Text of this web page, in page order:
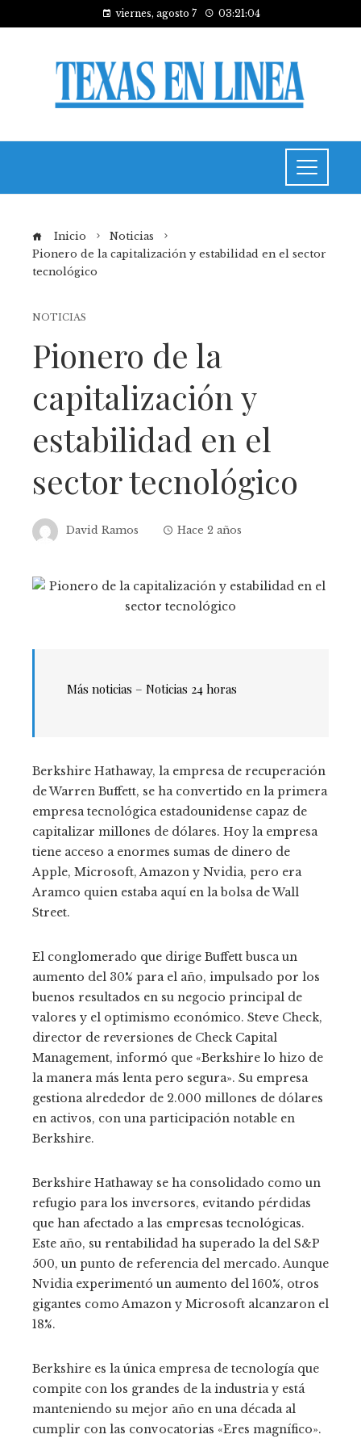
viernes, agosto 7 03:21:04
Inicio
Noticias
Pionero de la capitalización y estabilidad en el sector
tecnológico
NOTICIAS
Pionero de la
capitalización y
estabilidad en el
sector tecnológico
David Ramos Hace 2 años
Más noticias – Noticias 24 horas
Berkshire Hathaway, la empresa de recuperación
de Warren Buffett, se ha convertido en la primera
empresa tecnológica estadounidense capaz de
capitalizar millones de dólares. Hoy la empresa
tiene acceso a enormes sumas de dinero de
Apple, Microsoft, Amazon y Nvidia, pero era
Aramco quien estaba aquí en la bolsa de Wall
Street.
El conglomerado que dirige Buffett busca un
aumento del 30% para el año, impulsado por los
buenos resultados en su negocio principal de
valores y el optimismo económico. Steve Check,
director de reversiones de Check Capital
Management, informó que «Berkshire lo hizo de
la manera más lenta pero segura». Su empresa
gestiona alrededor de 2.000 millones de dólares
en activos, con una participación notable en
Berkshire.
Berkshire Hathaway se ha consolidado como un
refugio para los inversores, evitando pérdidas
que han afectado a las empresas tecnológicas.
Este año, su rentabilidad ha superado la del S&P
500, un punto de referencia del mercado. Aunque
Nvidia experimentó un aumento del 160%, otros
gigantes como Amazon y Microsoft alcanzaron el
18%.
Berkshire es la única empresa de tecnología que
compite con los grandes de la industria y está
manteniendo su mejor año en una década al
cumplir con las convocatorias «Eres magnífico».